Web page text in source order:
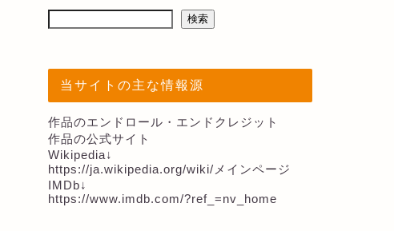
検索
当サイトの主な情報源
作品のエンドロール・エンドクレジット
作品の公式サイト
Wikipedia↓
https://ja.wikipedia.org/wiki/メインページ
IMDb↓
https://www.imdb.com/?ref_=nv_home